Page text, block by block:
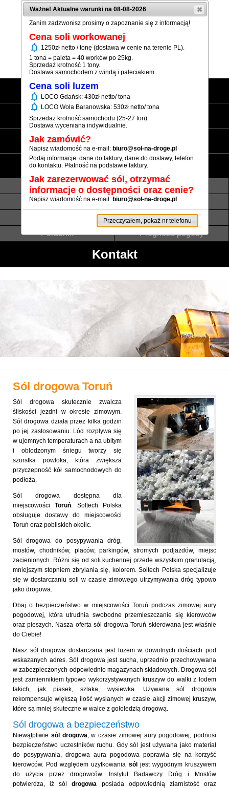
(+48) 12 333 73 21
Strona główna
Sól workowana
Sól luzem
Informacje
Transport luzem
Termin realizacji
Płatność
Atesty i referencje
Poradnik
Prognoza pogody
Kontakt
Sól drogowa Toruń
Sól drogowa skutecznie zwalcza
śliskości jezdni w okresie zimowym.
Sól drogowa działa przez kilka godzin
po jej zastosowaniu. Lód rozpływa się
w ujemnych temperaturach a na ubitym
i oblodzonym śniegu tworzy się
szorstka powłoka, która zwiększa
przyczepność kół samochodowych do
podłoża.
Sól drogowa dostępna dla
miejscowości Toruń. Soltech Polska
obsługuje dostawy do miejscowości
Toruń oraz pobliskich okolic.
Sól drogowa do posypywania dróg,
mostów, chodników, placów, parkingów, stromych podjazdów, miejsc
zacienionych. Różni się od soli kuchennej przede wszystkim granulacją,
mniejszym stopniem zbrylania się, kolorem. Soltech Polska specjalizuje
się w dostarczaniu soli w czasie zimowego utrzymywania dróg typowo
jako drogowa.
Dbaj o bezpieczeństwo w miejscowości Toruń podczas zimowej aury
pogodowej, która utrudnia swobodne przemieszczanie się kierowców
oraz pieszych. Nasza oferta sól drogowa Toruń skierowana jest właśnie
do Ciebie!
Nasz sól drogowa dostarczana jest luzem w dowolnych ilościach pod
wskazanych adres. Sól drogowa jest sucha, uprzednio przechowywana
w zabezpieczonych odpowiednio magazynach składowych. Drogowa sól
jest zamiennikiem typowo wykorzystywanych kruszyw do walki z lodem
takich, jak piasek, szlaka, wysiewka. Używana sól drogowa
rekompensuje większą ilość wysianych w czasie akcji zimowej kruszyw,
które są mniej skuteczne w walce z gołoledzią drogową.
Sól drogowa a bezpieczeństwo
Niewątpliwie sól drogowa, w czasie zimowej aury pogodowej, podnosi
bezpieczeństwo uczestników ruchu. Gdy sól jest używana jako materiał
do posypywania, drogowa aura pogodowa poprawia się na korzyść
kierowców. Pod względem użytkowania sól jest wygodnym kruszywem
do użycia przez drogowców. Instytut Badawczy Dróg i Mostów
potwierdza, iż sóldrogowa posiada odpowiednią ziarnistość oraz
Ważne! Aktualne warunki na 08-08-2026
Zanim zadzwonisz prosimy o zapoznanie się z informacją!
Cena soli workowanej
notifications 1250zł netto / tonę (dostawa w cenie na terenie PL).
1 tona = paleta = 40 worków po 25kg.
Sprzedaż krotność 1 tony.
Dostawa samochodem z windą i paleciakiem.
Cena soli luzem
notifications LOCO Gdańsk: 430zł netto/ tona
notifications LOCO Wola Baranowska: 530zł netto/ tona
Sprzedaż krotność samochodu (25-27 ton).
Dostawa wyceniana indywidualnie.
Jak zamówić?
Napisz wiadomość na e-mail: biuro@sol-na-droge.pl
Podaj informacje: dane do faktury, dane do dostawy, telefon
do kontaktu. Płatność na podstawie faktury.
Jak zarezerwować sól, otrzymać
informacje o dostępności oraz cenie?
Napisz wiadomość na e-mail: biuro@sol-na-droge.pl
Przeczytałem, pokaż nr telefonu